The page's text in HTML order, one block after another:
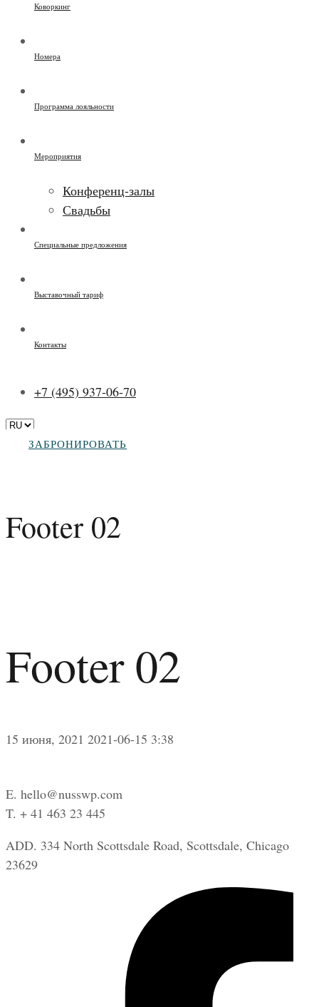
Коворкинг
Номера
Программа лояльности
Мероприятия
Конференц-залы
Свадьбы
Специальные предложения
Выставочный тариф
Контакты
+7 (495) 937-06-70
ЗАБРОНИРОВАТЬ
Footer 02
Footer 02
15 июня, 2021 2021-06-15 3:38
E. hello@nusswp.com
T. + 41 463 23 445
ADD. 334 North Scottsdale Road, Scottsdale, Chicago
23629